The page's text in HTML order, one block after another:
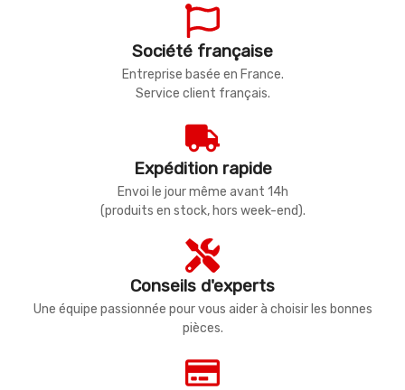
Société française
Entreprise basée en France.
Service client français.
Expédition rapide
Envoi le jour même avant 14h
(produits en stock, hors week-end).
Conseils d'experts
Une équipe passionnée pour vous aider à choisir les bonnes
pièces.